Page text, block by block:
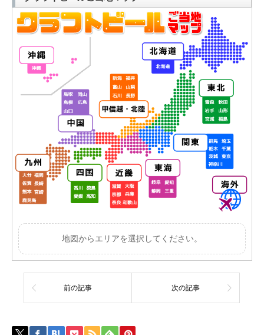
地図からエリアを選択してください。
前の記事 次の記事